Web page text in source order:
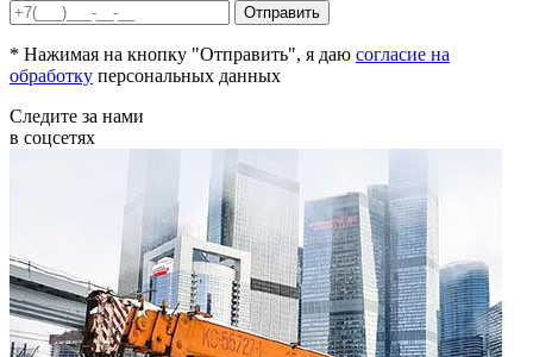
* Нажимая на кнопку "Отправить", я даю согласие на
обработку персональных данных
Следите за нами
в соцсетях